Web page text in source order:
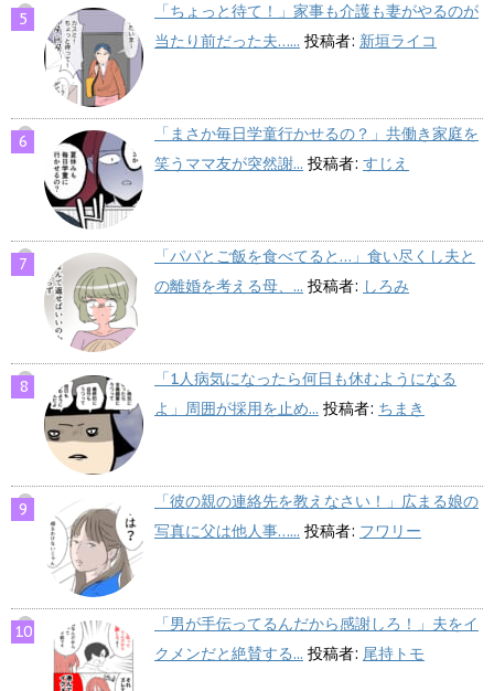
「ちょっと待て！」家事も介護も妻がやるのが
当たり前だった夫…... 投稿者: 新垣ライコ
「まさか毎日学童行かせるの？」共働き家庭を
笑うママ友が突然謝... 投稿者: すじえ
「パパとご飯を食べてると…」食い尽くし夫と
の離婚を考える母、... 投稿者: しろみ
「1人病気になったら何日も休むようになる
よ」周囲が採用を止め... 投稿者: ちまき
「彼の親の連絡先を教えなさい！」広まる娘の
写真に父は他人事…... 投稿者: フワリー
「男が手伝ってるんだから感謝しろ！」夫をイ
クメンだと絶賛する... 投稿者: 尾持トモ